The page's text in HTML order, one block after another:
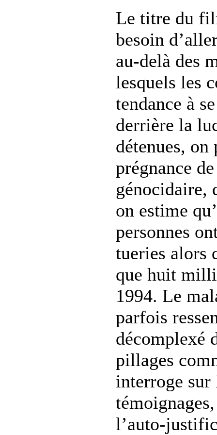
Le titre du
besoin
au-delà des
lesquels les
tendance à
derrière la
détenues,
prégnance
génocidaire,
on estime
personnes
tueries alors
que huit
1994. Le
parfois
décomplexé
pillages
interroge sur
l’auto-